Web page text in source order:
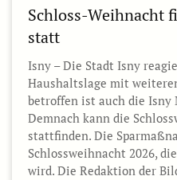
Schloss-Weihnacht
statt
Isny – Die Stadt Isny
Haushaltslage mit
betroffen ist auch die Isny
Demnach kann die
stattfinden. Die
Schlossweihnacht 2026,
wird. Die Redaktion der